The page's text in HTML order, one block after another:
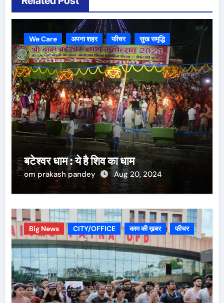
We Care अपना शहर फीचर सुख समृद्धि
बटेश्वर धाम : ये है शिव का धाम
om prakash pandey Aug 20, 2024
Big News CITY/OFFICE काम की ख़बर फीचर